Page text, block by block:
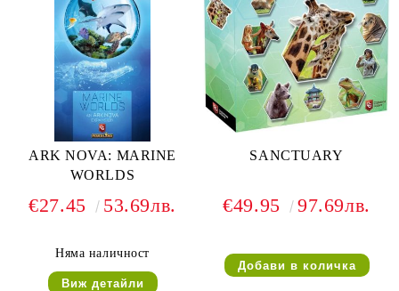
ARK NOVA: MARINE
WORLDS
€27.45 53.69лв.
Няма наличност
Виж детайли
SANCTUARY
€49.95 97.69лв.